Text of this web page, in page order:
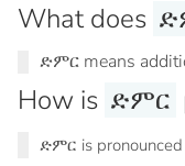
What does
ድምር means
How is ድምር
ድምር is